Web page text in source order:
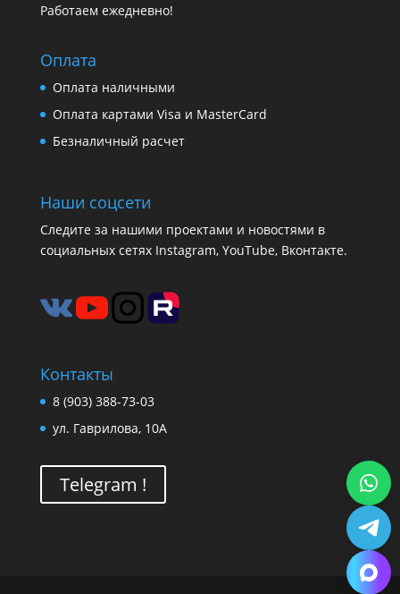
Работаем ежедневно!
Оплата
Оплата наличными
Оплата картами Visa и MasterCard
Безналичный расчет
Наши соцсети
Следите за нашими проектами и новостями в
социальных сетях Instagram, YouTube, Вконтакте.
Контакты
8 (903) 388-73-03
ул. Гаврилова, 10А
Telegram !